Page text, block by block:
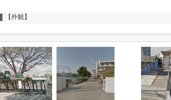
【外観】